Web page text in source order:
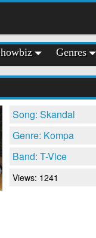
Genres
Song: Skandal
Genre: Kompa
Band: T-Vice
Views: 1241